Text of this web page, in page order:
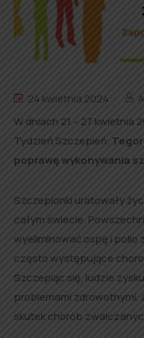
24 kwietnia 2024
W dniach 21 – 27 kwietnia
Tydzień Szczepień.
poprawę wykonywania
Szczepionki uratowały
całym świecie.
wyeliminować ospę i polio
często występujące
Szczepiąc się, ludzie
problemami zdrowotnymi,
skutek chorób